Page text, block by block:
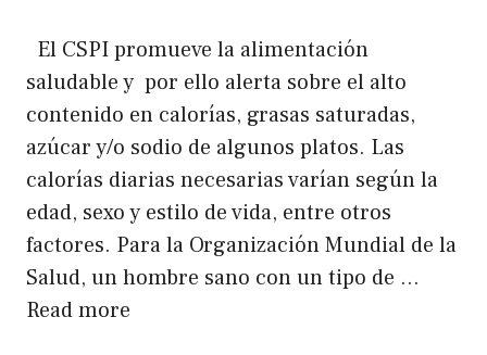
El CSPI promueve la alimentación
saludable y por ello alerta sobre el alto
contenido en calorías, grasas saturadas,
azúcar y/o sodio de algunos platos. Las
calorías diarias necesarias varían según la
edad, sexo y estilo de vida, entre otros
factores. Para la Organización Mundial de la
Salud, un hombre sano con un tipo de …
Read more